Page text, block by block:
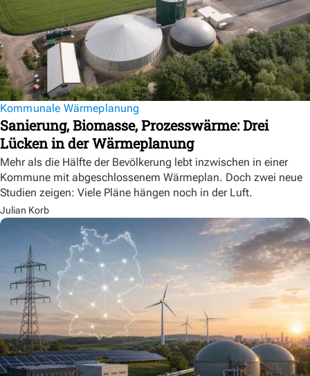
Kommunale Wärmeplanung
Sanierung, Biomasse, Prozesswärme: Drei
Lücken in der Wärmeplanung
Mehr als die Hälfte der Bevölkerung lebt inzwischen in einer
Kommune mit abgeschlossenem Wärmeplan. Doch zwei neue
Studien zeigen: Viele Pläne hängen noch in der Luft.
Julian Korb